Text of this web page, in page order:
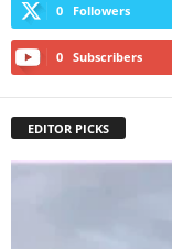
0 Followers
0 Subscribers
EDITOR PICKS